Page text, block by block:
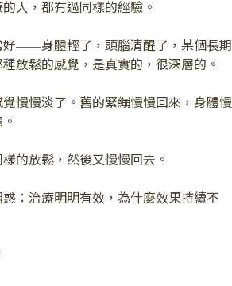
人，都有過同樣的經驗。
好——身體輕了，頭腦清醒了，某個長期
放鬆的感覺，是真實的，很深層的。
慢慢淡了。舊的緊繃慢慢回來，身體慢
的放鬆，然後又慢慢回去。
：治療明明有效，為什麼效果持續不